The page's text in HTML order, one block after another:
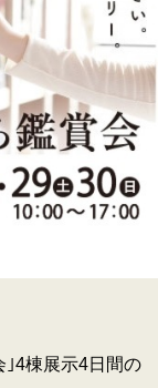
｣4棟展示4日間の